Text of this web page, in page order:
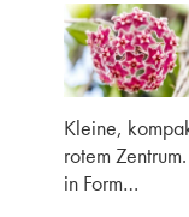
Kleine,
rotem
in Form…